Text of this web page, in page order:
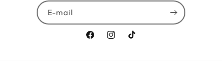
E-mail
FacebookInstagramTikTok